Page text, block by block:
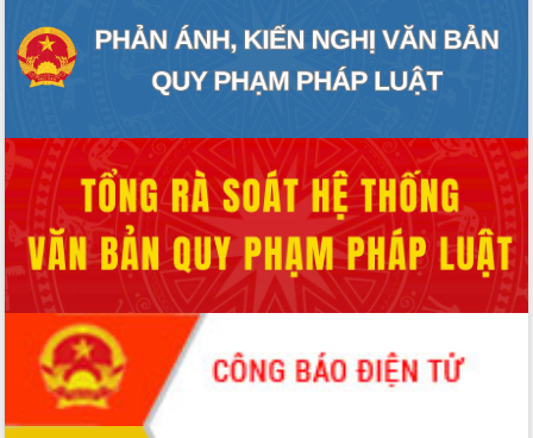
tại Nghĩa trang Liệt sĩ xã Sơn Hòa
Bàn giải pháp tháo gỡ khó khăn trong
xuất khẩu sầu riêng và triển khai quy
Thứ trưởng Bộ Nông nghiệp và Môi
trường Nguyễn Hoàng Hiệp khảo sát
vùng trồng và doanh nghiệp đóng gói
sầu riêng tại Đắk Lắk
Trình diễn nghệ thuật chế biến các
món ăn từ sầu riêng
Đắk Lắk công bố Quy hoạch và xúc
tiến đầu tư tỉnh
Ngành cá ngừ Đắk Lắk chủ động thích
ứng để giữ vững thị trường xuất khẩu
Diễn đàn Kinh tế tư nhân Việt Nam đột
phá cơ chế - Hợp tác công tư